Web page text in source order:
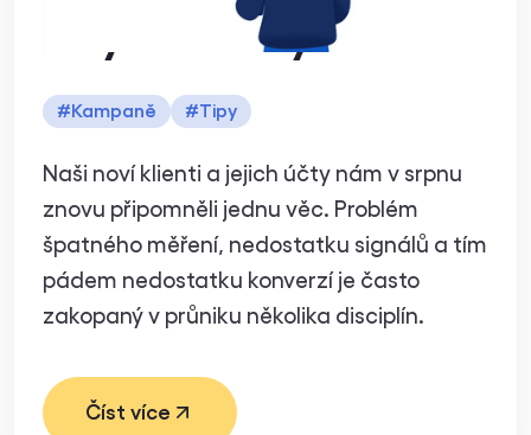
zvýšit zisky?
#Kampaně #Tipy
Naši noví klienti a jejich účty nám v srpnu
znovu připomněli jednu věc. Problém
špatného měření, nedostatku signálů a tím
pádem nedostatku konverzí je často
zakopaný v průniku několika disciplín.
Číst více